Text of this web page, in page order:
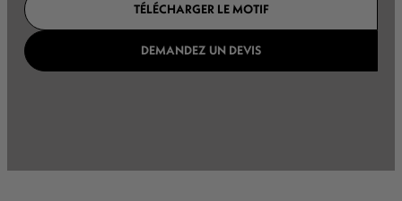
TÉLÉCHARGER LE MOTIF
DEMANDEZ UN DEVIS